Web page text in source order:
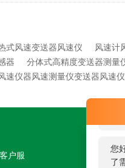
您
服
您
了
式风速变送器风速仪
风速计
器 分体式高精度变送器测量
风速仪器风速测量仪变送器风速仪
户服